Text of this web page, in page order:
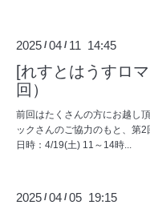
2025 /04 / 11 14:45
[れすとはうすロ
回）
前回はたくさんの方にお越し
ックさんのご協力のもと、第
日時：4/19(土) 11～14時...
2025 /04 /05 19:15